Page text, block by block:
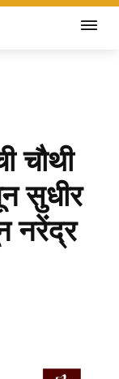
चौथी
सुधीर
नरेंद्र